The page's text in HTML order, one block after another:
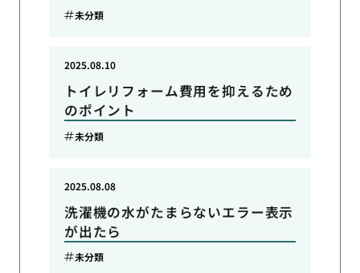
未分類
トイレリフォーム費用を抑えるため
のポイント
2025.08.10
未分類
洗濯機の水がたまらないエラー表示
が出たら
2025.08.08
未分類